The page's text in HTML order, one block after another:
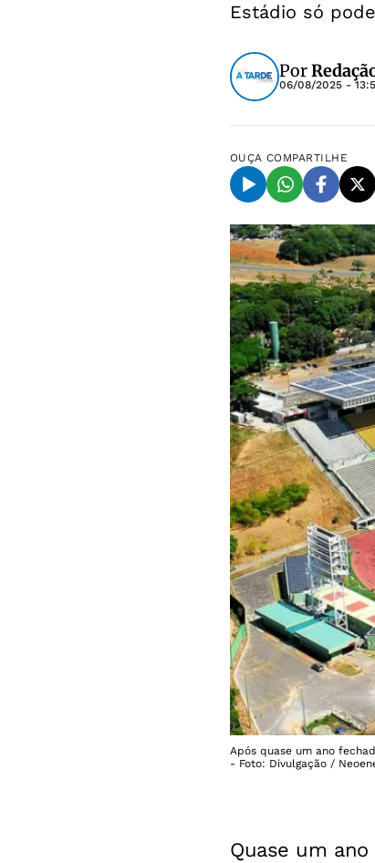
Estádio só
Por
06/08/2025 -
OUÇA COMPARTILHE
Após quase um ano
- Foto: Divulgação /
Quase um